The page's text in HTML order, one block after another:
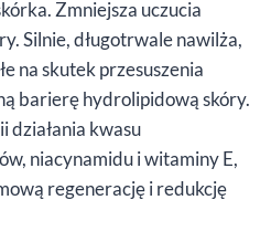
Zmniejsza uczucia
Silnie, długotrwale nawilża,
na skutek przesuszenia
barierę hydrolipidową skóry.
działania kwasu
niacynamidu i witaminy E,
regenerację i redukcję